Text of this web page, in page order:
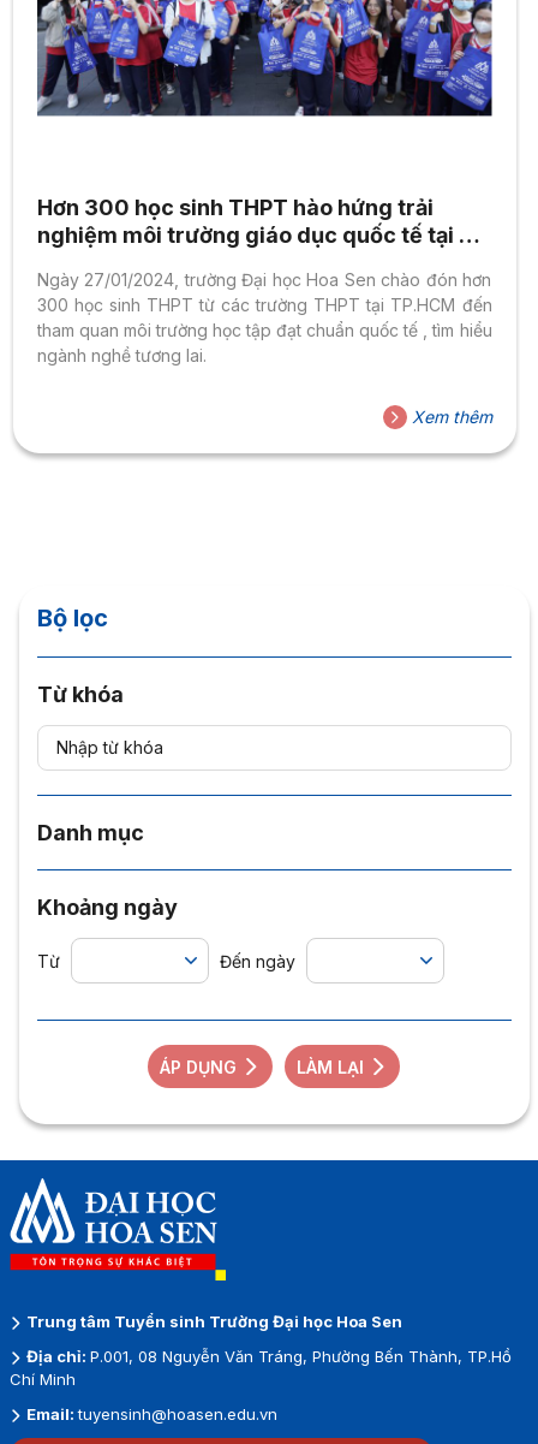
Hơn 300 học sinh THPT hào hứng trải
nghiệm môi trường giáo dục quốc tế tại ĐH
Ngày 27/01/2024, trường Đại học Hoa Sen chào đón hơn
300 học sinh THPT từ các trường THPT tại TP.HCM đến
tham quan môi trường học tập đạt chuẩn quốc tế , tìm hiểu
ngành nghề tương lai.
Xem thêm
Bộ lọc
Từ khóa
Danh mục
Khoảng ngày
Từ Đến ngày
ÁP DỤNG LÀM LẠI
Trung tâm Tuyển sinh Trường Đại học Hoa Sen
Địa chỉ: P.001, 08 Nguyễn Văn Tráng, Phường Bến Thành, TP.Hồ
Chí Minh
Email:tuyensinh@hoasen.edu.vn